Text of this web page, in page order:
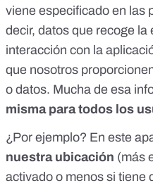
viene especificado en las
decir, datos que recoge
interacción con la
que nosotros
o datos. Mucha de esa
misma para todos los
¿Por ejemplo? En este
nuestra ubicación (más
activado o menos si tiene